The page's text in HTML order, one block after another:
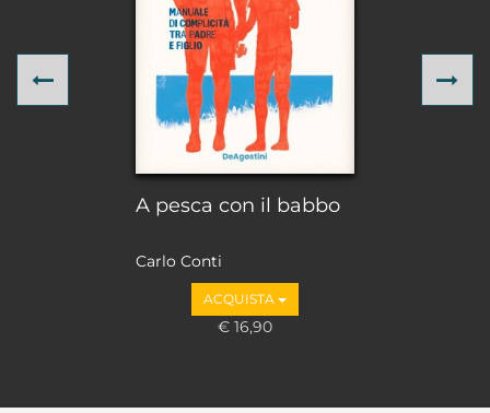
A pesca con il babbo
Carlo Conti
ACQUISTA
€ 16,90
Previous